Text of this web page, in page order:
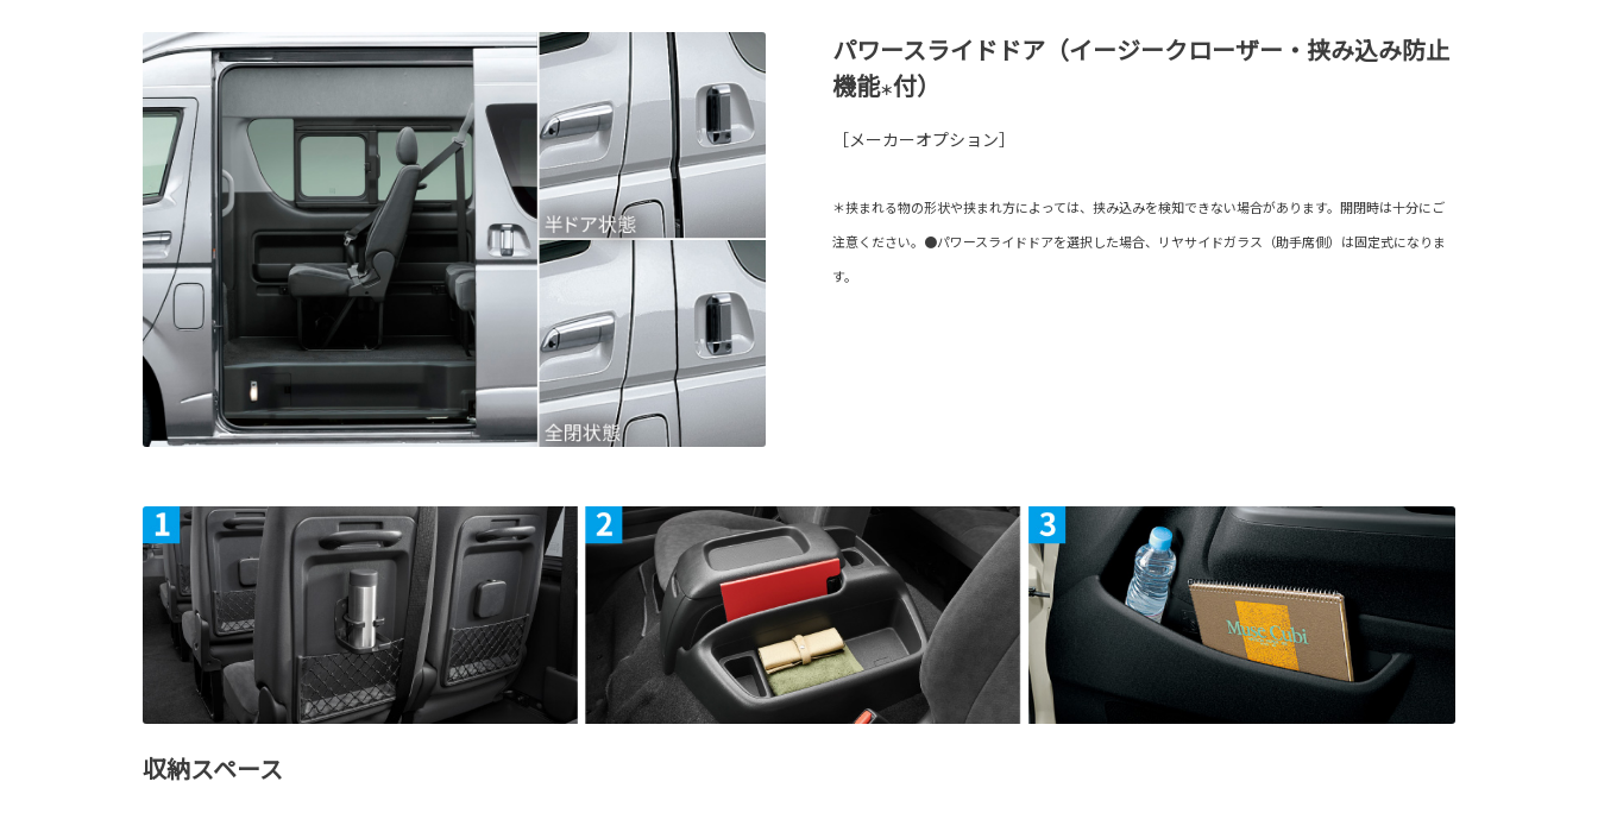
パワースライドドア（イージークローザー・挟み込み防止
機能＊付）
［メーカーオプション］
＊挟まれる物の形状や挟まれ方によっては、挟み込みを検知できない場合があります。開閉時は十分にご
注意ください。●パワースライドドアを選択した場合、リヤサイドガラス（助手席側）は固定式になりま
す。
収納スペース